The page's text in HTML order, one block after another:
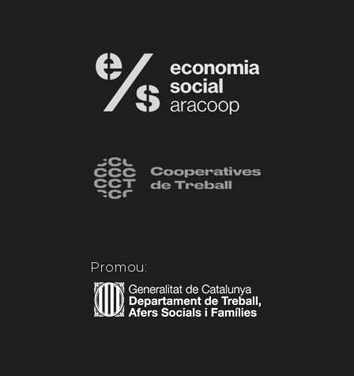
Promou: